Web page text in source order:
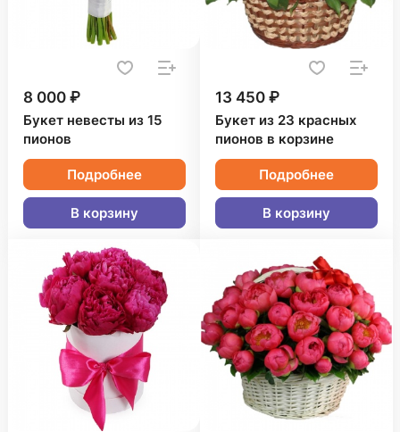
8 000 ₽
Букет невесты из 15
пионов
Подробнее
В корзину
13 450 ₽
Букет из 23 красных
пионов в корзине
Подробнее
В корзину